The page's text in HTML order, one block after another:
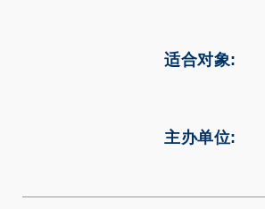
适合对象
主办单位